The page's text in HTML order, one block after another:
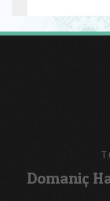
Domaniç